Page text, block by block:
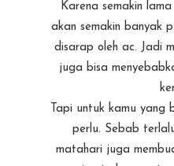
Karena semakin
akan semakin banyak
disarap oleh ac. Jadi
juga bisa
Tapi untuk kamu yang
perlu. Sebab
matahari juga